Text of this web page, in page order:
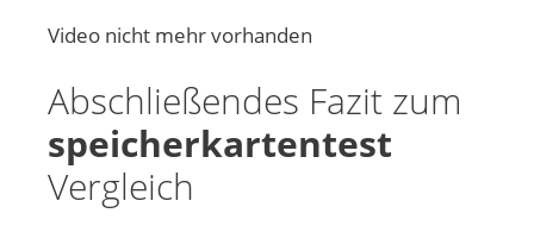
Video nicht mehr vorhanden
Abschließendes Fazit zum
speicherkartentest
Vergleich